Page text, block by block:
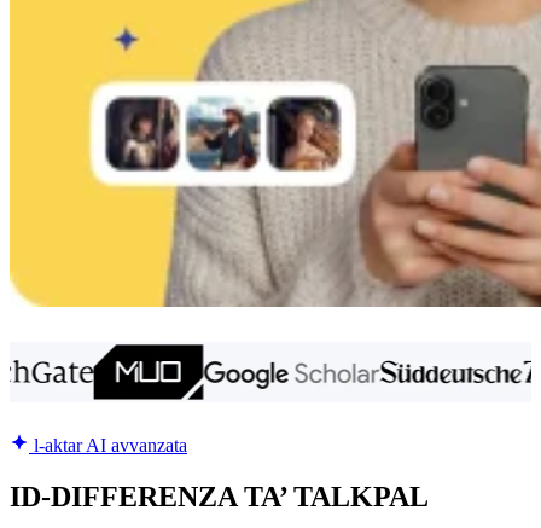
l-aktar AI avvanzata
ID-DIFFERENZA TA’ TALKPAL